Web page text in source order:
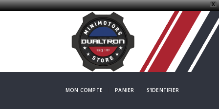
X
MON COMPTE PANIER S'IDENTIFIER